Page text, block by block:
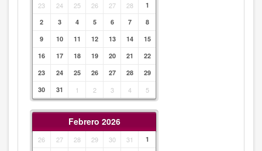
23 24 25 26 27 28
1
2
3 4 5 6 7
8
9
10 11 12 13 14
15
16
17 18 19 20 21
22
23
24 25 26 27 28
29
30
31 1 2 3 4 5
Febrero 2026
26 27 28 29 30 31
1